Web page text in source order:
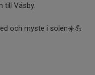
till Väsby.
och myste i solen☀️💪